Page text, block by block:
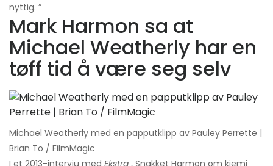
nyttig. ”
Mark Harmon sa at
Michael Weatherly har en
tøff tid å være seg selv
Michael Weatherly med en papputklipp av Pauley Perrette |
Brian To / FilmMagic
I et 2013-intervju med Ekstra , Snakket Harmon om kjemi